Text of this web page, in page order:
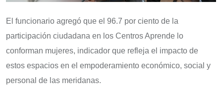
El funcionario agregó que el 96.7 por ciento de la
participación ciudadana en los Centros Aprende lo
conforman mujeres, indicador que refleja el impacto de
estos espacios en el empoderamiento económico, social y
personal de las meridanas.